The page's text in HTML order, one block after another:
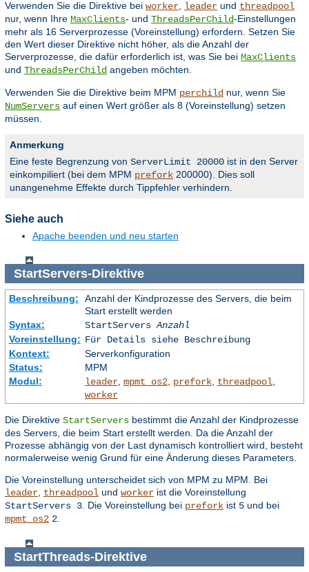
Verwenden Sie die Direktive bei worker leader und threadpool
nur, wenn Ihre MaxClients- und ThreadsPerChild-Einstellungen
mehr als 16 Serverprozesse (Voreinstellung) erfordern. Setzen Sie
den Wert dieser Direktive nicht höher, als die Anzahl der
Serverprozesse, die dafür erforderlich ist, was Sie bei MaxClients
und ThreadsPerChild angeben möchten.
Verwenden Sie die Direktive beim MPM perchild nur, wenn Sie
NumServers auf einen Wert größer als 8 (Voreinstellung) setzen
müssen.
Anmerkung
Eine feste Begrenzung von ServerLimit 20000 ist in den Server
einkompiliert (bei dem MPM prefork 200000). Dies soll
unangenehme Effekte durch Tippfehler verhindern.
Siehe auch
Apache beenden und neu starten
StartServers-Direktive
Beschreibung:
Anzahl der Kindprozesse des Servers, die beim
Start erstellt werden
Syntax:
StartServersAnzahl
Voreinstellung: Für Details siehe Beschreibung
Kontext:
Serverkonfiguration
Status:
MPM
Modul:
leader, mpmt_os2, prefork, threadpool,
worker
Die Direktive StartServers bestimmt die Anzahl der Kindprozesse
des Servers, die beim Start erstellt werden. Da die Anzahl der
Prozesse abhängig von der Last dynamisch kontrolliert wird, besteht
normalerweise wenig Grund für eine Änderung dieses Parameters.
Die Voreinstellung unterscheidet sich von MPM zu MPM. Bei
leader, threadpool und worker ist die Voreinstellung
StartServers 3. Die Voreinstellung bei prefork ist 5 und bei
mpmt_os2 2.
StartThreads-Direktive